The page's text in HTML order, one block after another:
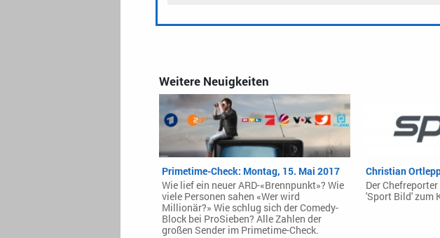
Weitere Neuigkeiten
Primetime-Check: Montag, 15. Mai 2017
Wie lief ein neuer ARD-«Brennpunkt»? Wie
viele Personen sahen «Wer wird
Millionär?» Wie schlug sich der Comedy-
Block bei ProSieben? Alle Zahlen der
großen Sender im Primetime-Check.
Christian
Der
'Sport Bild' zum